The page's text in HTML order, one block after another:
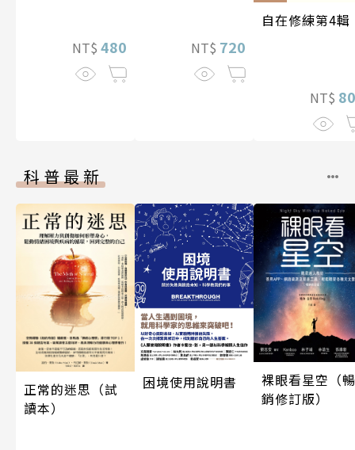
NT$ 480
NT$ 720
自在修練第4輯
NT$
科普最新
正常的迷思（試
讀本）
困境使用說明書
裸眼看星空（暢
銷修訂版）